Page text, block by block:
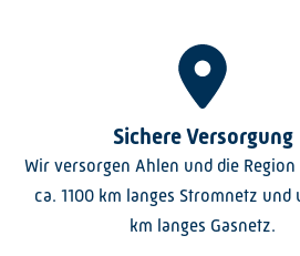
Sichere Versorgung
Wir versorgen Ahlen und die
ca. 1100 km langes Stromnetz und
km langes Gasnetz.